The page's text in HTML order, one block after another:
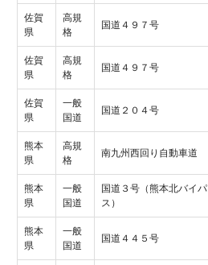
佐賀
県
高規
格
国道４９７号
佐賀
県
高規
格
国道４９７号
佐賀
県
一般
国道
国道２０４号
熊本
県
高規
格
南九州西回り自動車道
熊本
県
一般
国道
国道３号（熊本北バイパ
ス）
熊本
県
一般
国道
国道４４５号